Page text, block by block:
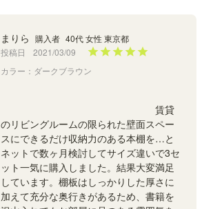
まりら 購入者 40代 女性 東京都
投稿日
2021/03/09
カラー：ダークブラウン
のリビングルームの限られた壁面スペー
スにできるだけ収納力のある本棚を…と
ネットで数ヶ月検討してサイズ違いで3セ
ット一気に購入しました。結果大変満足
しています。棚板はしっかりした厚さに
加えて充分な奥行きがあるため、書籍を